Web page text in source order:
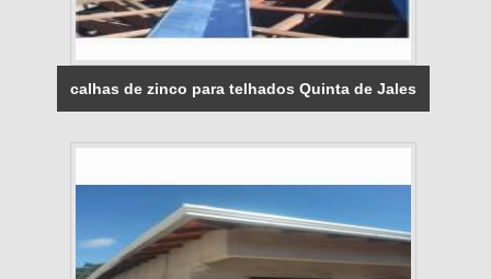
calhas de zinco para telhados Quinta de Jales